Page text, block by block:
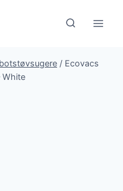
/ Ecovacs
White